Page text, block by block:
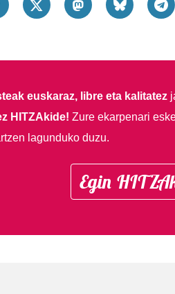
euskaraz, libre eta kalitatez
HITZAkide! Zure ekarpenari
lagunduko duzu.
Egin